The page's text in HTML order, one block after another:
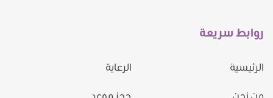
روابط سريعة
الرئيسية الرعاية